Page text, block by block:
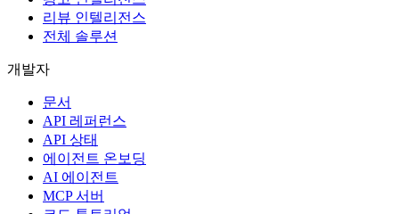
리뷰 인텔리전스
전체 솔루션
개발자
문서
API 레퍼런스
API 상태
에이전트 온보딩
AI 에이전트
MCP 서버